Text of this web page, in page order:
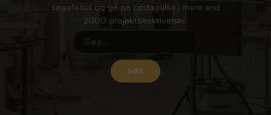
søgefeltet og gå på opdagelse i mere end
2000 projektbeskrivelser.
ENGLISH